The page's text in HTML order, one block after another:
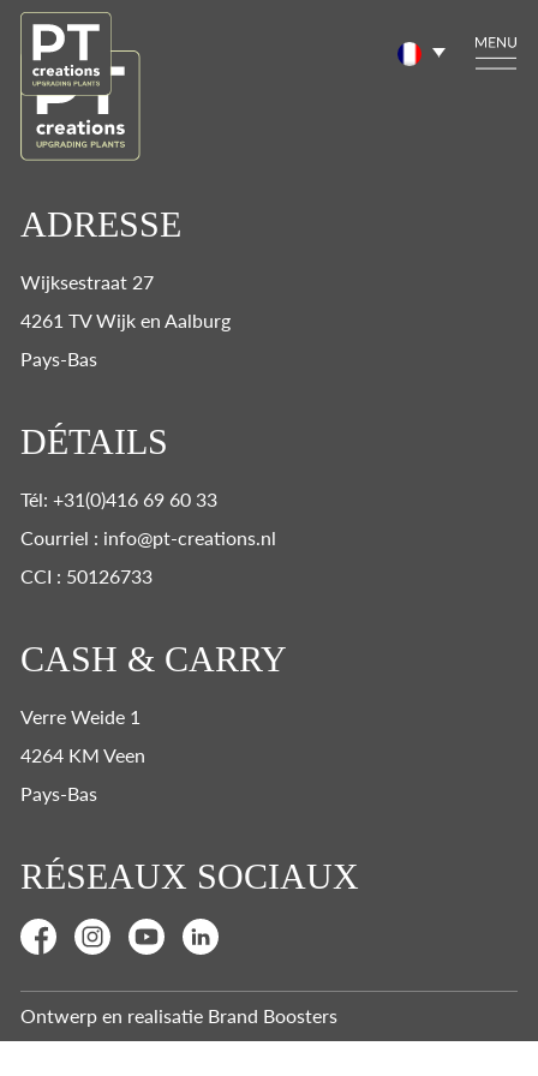
ADRESSE
Wijksestraat 27
4261 TV Wijk en Aalburg
Pays-Bas
DÉTAILS
Tél: +31(0)416 69 60 33
Courriel : info@pt-creations.nl
CCI : 50126733
CASH & CARRY
Verre Weide 1
4264 KM Veen
Pays-Bas
RÉSEAUX SOCIAUX
Ontwerp en realisatie Brand Boosters